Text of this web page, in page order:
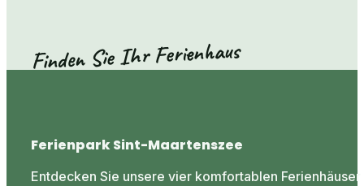
Finden Sie Ihr Ferienhaus
Ferienpark Sint-Maartenszee
Entdecken Sie unsere vier komfortablen Ferienhäuser